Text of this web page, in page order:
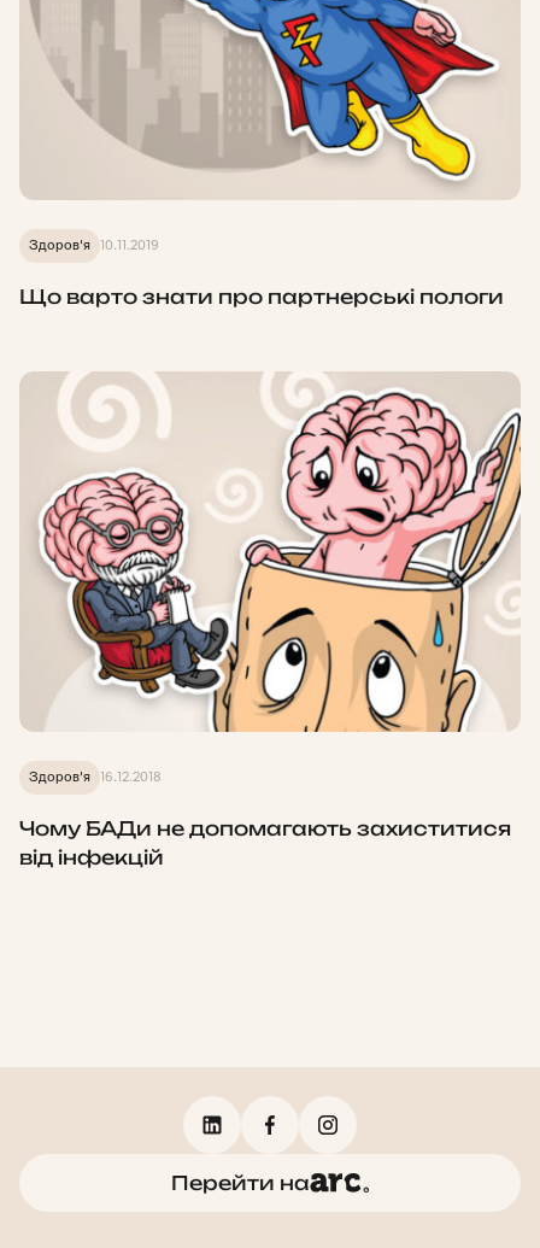
Здоров'я 10.11.2019
Що варто знати про партнерські пологи
Здоров'я 16.12.2018
Чому БАДи не допомагають захиститися
від інфекцій
Перейти на